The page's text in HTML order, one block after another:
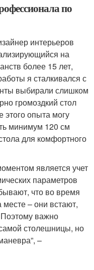
по
интерьеров
на
более 15 лет,
я сталкивался с
выбирали слишком
громоздкий стол
опыта могу
минимум 120 см
для комфортного
является учет
параметров
что во время
месте – они встают,
Поэтому важно
столешницы, но
–